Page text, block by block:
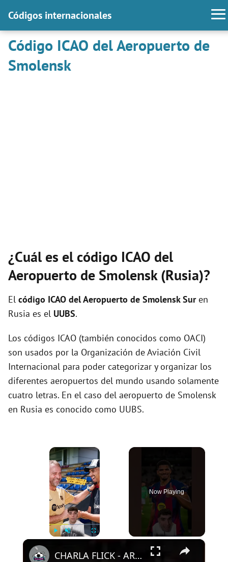
Códigos internacionales
Código ICAO del Aeropuerto de
Smolensk
¿Cuál es el código ICAO del
Aeropuerto de Smolensk (Rusia)?
El código ICAO delAeropuerto de Smolensk Suren
Rusia es el UUBS.
Los códigos ICAO (también conocidos como OACI)
son usados por la Organización de Aviación Civil
Internacional para poder categorizar y organizar los
diferentes aeropuertos del mundo usando solamente
cuatro letras. En el caso del aeropuerto de Smolensk
en Rusia es conocido como UUBS.
×
Now Playing
×
CHARLA FLICK - ARAUJO